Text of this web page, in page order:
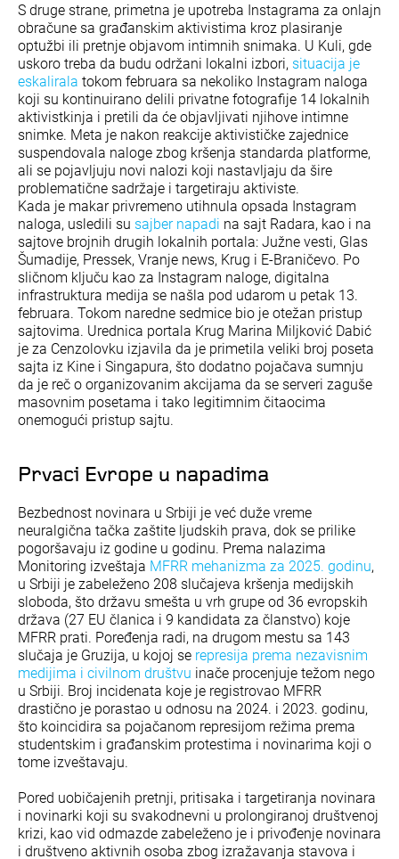
S druge strane, primetna je upotreba Instagrama za onlajn
obračune sa građanskim aktivistima kroz plasiranje
optužbi ili pretnje objavom intimnih snimaka. U Kuli, gde
uskoro treba da budu održani lokalni izbori, situacija je
eskalirala tokom februara sa nekoliko Instagram naloga
koji su kontinuirano delili privatne fotografije 14 lokalnih
aktivistkinja i pretili da će objavljivati njihove intimne
snimke. Meta je nakon reakcije aktivističke zajednice
suspendovala naloge zbog kršenja standarda platforme,
ali se pojavljuju novi nalozi koji nastavljaju da šire
problematične sadržaje i targetiraju aktiviste.
Kada je makar privremeno utihnula opsada Instagram
naloga, usledili su sajber napadi na sajt Radara, kao i na
sajtove brojnih drugih lokalnih portala: Južne vesti, Glas
Šumadije, Pressek, Vranje news, Krug i E-Braničevo. Po
sličnom ključu kao za Instagram naloge, digitalna
infrastruktura medija se našla pod udarom u petak 13.
februara. Tokom naredne sedmice bio je otežan pristup
sajtovima. Urednica portala Krug Marina Miljković Dabić
je za Cenzolovku izjavila da je primetila veliki broj poseta
sajta iz Kine i Singapura, što dodatno pojačava sumnju
da je reč o organizovanim akcijama da se serveri zaguše
masovnim posetama i tako legitimnim čitaocima
onemogući pristup sajtu.
Prvaci Evrope u napadima
Bezbednost novinara u Srbiji je već duže vreme
neuralgična tačka zaštite ljudskih prava, dok se prilike
pogoršavaju iz godine u godinu. Prema nalazima
Monitoring izveštaja MFRR mehanizma za 2025. godinu,
u Srbiji je zabeleženo 208 slučajeva kršenja medijskih
sloboda, što državu smešta u vrh grupe od 36 evropskih
država (27 EU članica i 9 kandidata za članstvo) koje
MFRR prati. Poređenja radi, na drugom mestu sa 143
slučaja je Gruzija, u kojoj se represija prema nezavisnim
medijima i civilnom društvu inače procenjuje težom nego
u Srbiji. Broj incidenata koje je registrovao MFRR
drastično je porastao u odnosu na 2024. i 2023. godinu,
što koincidira sa pojačanom represijom režima prema
studentskim i građanskim protestima i novinarima koji o
tome izveštavaju.
Pored uobičajenih pretnji, pritisaka i targetiranja novinara
i novinarki koji su svakodnevni u prolongiranoj društvenoj
krizi, kao vid odmazde zabeleženo je i privođenje novinara
i društveno aktivnih osoba zbog izražavanja stavova i